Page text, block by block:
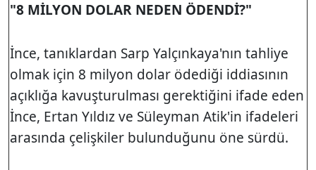
"8 MİLYON DOLAR NEDEN ÖDENDİ?"
İnce, tanıklardan Sarp Yalçınkaya'nın tahliye
olmak için 8 milyon dolar ödediği iddiasının
açıklığa kavuşturulması gerektiğini ifade eden
İnce, Ertan Yıldız ve Süleyman Atik'in ifadeleri
arasında çelişkiler bulunduğunu öne sürdü.